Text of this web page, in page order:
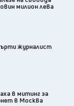
милион лева
журналист
в митинг за
в Москва